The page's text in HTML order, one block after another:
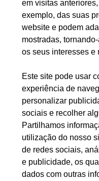
em visitas
exemplo, das suas
website e podem
mostradas,
os seus interesses e
Este site pode usar
experiência de
personalizar
sociais e recolher
Partilhamos
utilização do nosso
de redes sociais,
e publicidade, os
dados com outras